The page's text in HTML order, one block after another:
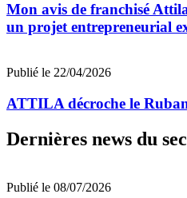
Mon avis de franchisé
un projet entrepreneurial
Publié le 22/04/2026
ATTILA décroche le
Dernières news du
Publié le 08/07/2026